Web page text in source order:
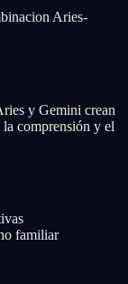
Aries-
y Gemini crean
comprensión y el
familiar